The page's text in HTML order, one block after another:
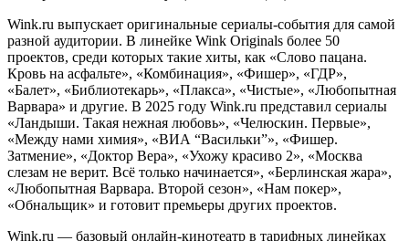
Wink.ru выпускает оригинальные сериалы-события для самой
разной аудитории. В линейке Wink Originals более 50
проектов, среди которых такие хиты, как «Слово пацана.
Кровь на асфальте», «Комбинация», «Фишер», «ГДР»,
«Балет», «Библиотекарь», «Плакса», «Чистые», «Любопытная
Варвара» и другие. В 2025 году Wink.ru представил сериалы
«Ландыши. Такая нежная любовь», «Челюскин. Первые»,
«Между нами химия», «ВИА “Васильки”», «Фишер.
Затмение», «Доктор Вера», «Ухожу красиво 2», «Москва
слезам не верит. Всё только начинается», «Берлинская жара»,
«Любопытная Варвара. Второй сезон», «Нам покер»,
«Обнальщик» и готовит премьеры других проектов.
Wink.ru — базовый онлайн-кинотеатр в тарифных линейках